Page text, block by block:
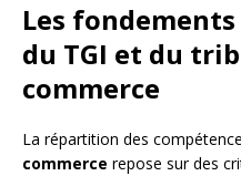
Les
du TGI et du
commerce
La répartition des
commerce repose sur des